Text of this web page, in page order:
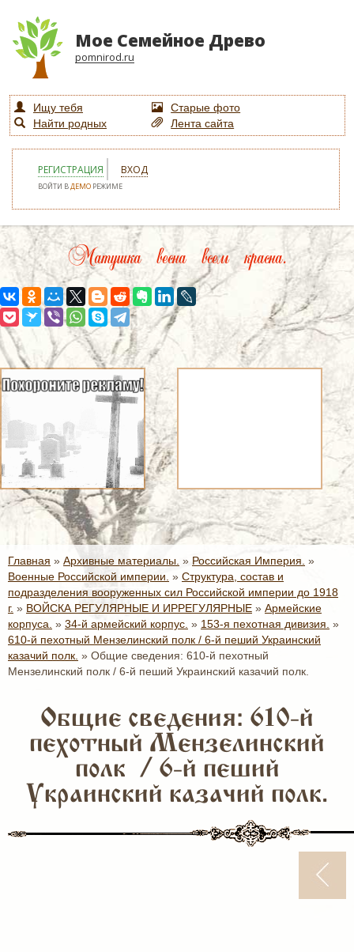
Мое Семейное Древо
pomnirod.ru
Ищу тебя
Старые фото
Найти родных
Лента сайта
РЕГИСТРАЦИЯ ВХОД
ВОЙТИ ВДЕМО РЕЖИМЕ
Матушка весна всем красна.
Главная » Архивные материалы. » Российская Империя. »
Военные Российской империи. » Структура, состав и
подразделения вооруженных сил Российской империи до 1918
г. » ВОЙСКА РЕГУЛЯРНЫЕ И ИРРЕГУЛЯРНЫЕ » Армейские
корпуса. » 34-й армейский корпус. » 153-я пехотная дивизия. »
610-й пехотный Мензелинский полк / 6-й пеший Украинский
казачий полк. » Общие сведения: 610-й пехотный
Мензелинский полк / 6-й пеший Украинский казачий полк.
Общие сведения: 610-й
пехотный Мензелинский
полк / 6-й пеший
Украинский казачий полк.